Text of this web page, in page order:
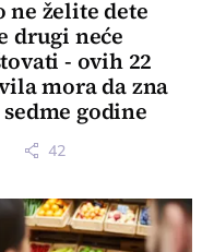
ne želite dete
drugi neće
- ovih 22
mora da zna
godine
42